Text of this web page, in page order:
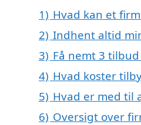
1) Hvad kan et
2) Indhent altid
3) Få nemt 3
4) Hvad koster
5) Hvad er med til
6) Oversigt over